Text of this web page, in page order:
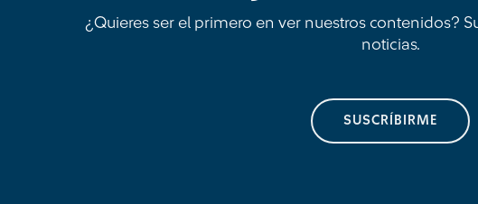
¿Quieres ser el primero en ver nuestros contenidos?
noticias.
SUSCRÍBIRME